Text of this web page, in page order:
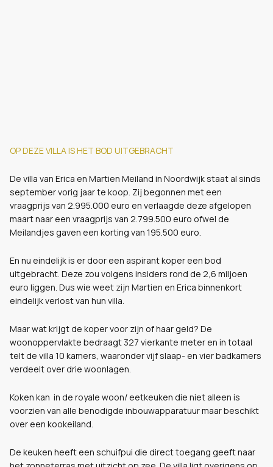
OP DEZE VILLA IS HET BOD UITGEBRACHT
De villa van Erica en Martien Meiland in Noordwijk staat al sinds
september vorig jaar te koop. Zij begonnen met een
vraagprijs van 2.995.000 euro en verlaagde deze afgelopen
maart naar een vraagprijs van 2.799.500 euro ofwel de
Meilandjes gaven een korting van 195.500 euro.
En nu eindelijk is er door een aspirant koper een bod
uitgebracht. Deze zou volgens insiders rond de 2,6 miljoen
euro liggen. Dus wie weet zijn Martien en Erica binnenkort
eindelijk verlost van hun villa.
Maar wat krijgt de koper voor zijn of haar geld? De
woonoppervlakte bedraagt 327 vierkante meter en in totaal
telt de villa 10 kamers, waaronder vijf slaap- en vier badkamers
verdeelt over drie woonlagen.
Koken kan in de royale woon/ eetkeuken die niet alleen is
voorzien van alle benodigde inbouwapparatuur maar beschikt
over een kookeiland.
De keuken heeft een schuifpui die direct toegang geeft naar